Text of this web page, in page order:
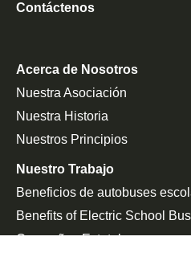
Contáctenos
Acerca de Nosotros
Nuestra Asociación
Nuestra Historia
Nuestros Principios
Nuestro Trabajo
Beneficios de autobuses
Benefits of Electric School
Campañas Estatales